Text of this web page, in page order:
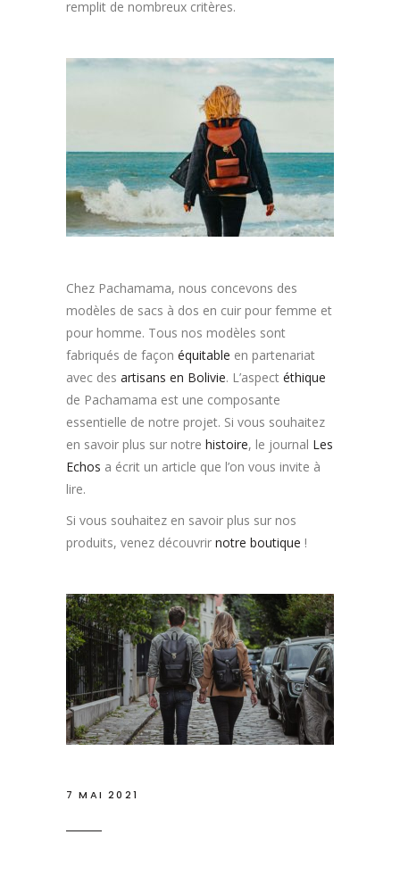
remplit de nombreux critères.
Chez Pachamama, nous concevons des
modèles de sacs à dos en cuir pour femme et
pour homme. Tous nos modèles sont
fabriqués de façon équitable en partenariat
avec des artisans en Bolivie. L’aspect éthique
de Pachamama est une composante
essentielle de notre projet. Si vous souhaitez
en savoir plus sur notre histoire, le journal Les
Echos a écrit un article que l’on vous invite à
lire.
Si vous souhaitez en savoir plus sur nos
produits, venez découvrir notre boutique !
7 MAI 2021